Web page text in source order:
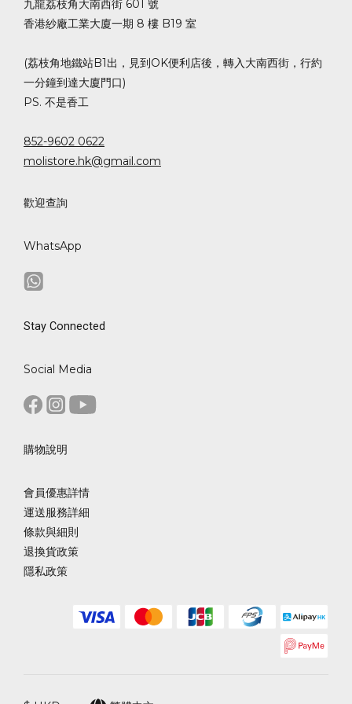
九龍荔枝角大南西街 601 號
香港紗廠工業大廈一期 8 樓 B19 室
(荔枝角地鐵站B1出，見到OK便利店後，轉入大南西街，行約
一分鐘到達大廈門口)
PS. 不是香工
852-9602 0622
molistore.hk@gmail.com
歡迎查詢
WhatsApp
Stay Connected
Social Media
購物說明
會員優惠詳情
運送服務詳細
條款與細則
退換貨政策
隱私政策